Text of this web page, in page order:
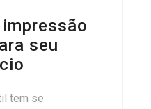
seu
tem se